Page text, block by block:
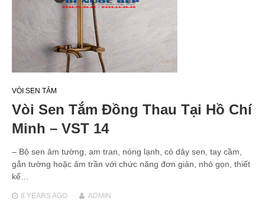
VÒI SEN TẮM
Vòi Sen Tắm Đồng Thau Tại Hồ Chí
Minh – VST 14
– Bộ sen âm tường, am tran, nóng lạnh, có dây sen, tay cầm,
gắn tường hoặc âm trần với chức năng đơn giản, nhỏ gọn, thiết
kế…
8 YEARSAGO ADMIN